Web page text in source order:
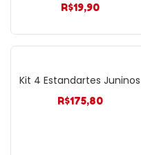
R$19,90
Kit 4 Estandartes Juninos
R$175,80